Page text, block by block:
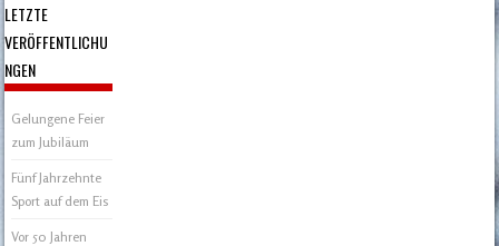
LETZTE
VERÖFFENTLICHU
NGEN
Gelungene Feier
zum Jubiläum
Fünf Jahrzehnte
Sport auf dem Eis
Vor 50 Jahren